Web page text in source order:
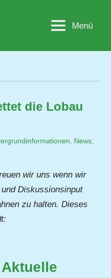
Menü
die Lobau
News
wir uns wenn wir
Diskussionsinput
zu halten. Dieses